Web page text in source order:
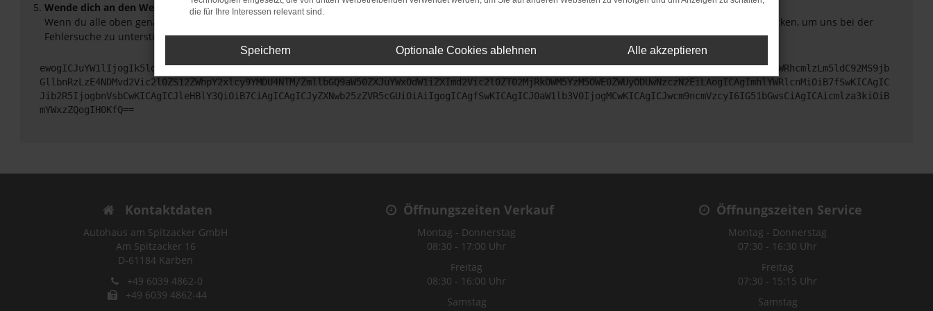
Wende dich an den Webseitenbetreiber.
Wenn du alle oben genannten Schritte versucht hast, kontaktiere uns bitte. Wir werden versuchen, das Problem zu beheben. Du kannst uns diesen Text schicken, um uns bei der
Fehlersuche zu unterstützen:
ewogICJuYW1lIjogIk5ldHdvcmtFcnJvciIsCiAgImNvbmZpZyI6IHsKICAgICJtZXRob2QiOiAiR0VUIiwKICAgICJ1cmwiOiAiaHR0cHM6Ly9hcGkueC5ha3MtcHJvZC5hdWRhcmlzLm5ldC92MS9jb
GllbnRzLzE4NDMvd2Vic2l0ZS12ZWhpY2xlcy9YMDU4NTM/ZmllbGQ9aW50ZXJuYWxOdW1iZXImd2Vic2l0ZT02MjRkOWM5YzM5OWE0ZWUyODUwNzczN2EiLAogICAgImhlYWRlcnMiOiB7fSwKICAgIC
Jib2R5IjogbnVsbCwKICAgICJleHBlY3QiOiB7CiAgICAgICJyZXNwb25zZVR5cGUiOiAiIgogICAgfSwKICAgICJ0aW1lb3V0IjogMCwKICAgICJwcm9ncmVzcyI6IG51bGwsCiAgICAicmlza3kiOiB
mYWxzZQogIH0KfQ==
Kontaktdaten
Autohaus am Spitzacker GmbH
Am Spitzacker 16
D-61184 Karben
+49 6039 4862-0
+49 6039 4862-44
Öffnungszeiten Verkauf
Montag - Donnerstag
08:30 - 17:00 Uhr
Freitag
08:30 - 16:00 Uhr
Samstag
Öffnungszeiten Service
Montag - Donnerstag
07:30 - 16:30 Uhr
Freitag
07:30 - 15:15 Uhr
Samstag
die für Ihre Interessen relevant sind.
Speichern Optionale Cookies ablehnen Alle akzeptieren